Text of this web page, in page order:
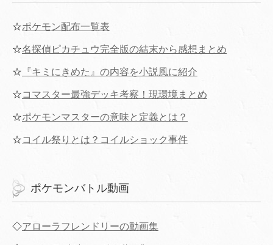
☆ポケモン配布一覧表
☆名探偵ピカチュウ完全版の結末から感想まとめ
☆ 『キミにきめた』の内容を小説風に紹介
☆コマスター最強デッキ考察！現環境まとめ
☆ポケモンマスターの意味と定義とは？
☆コイル祭りとは？コイルショック事件
ポケモンバトル動画
◇アローラフレンドリーの動画集